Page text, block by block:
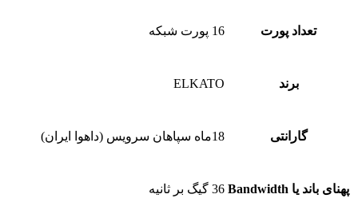
تعداد پورت 16 پورت شبکه
برند ELKATO
گارانتی 18ماه سپاهان سرویس (داهوا ایران)
پهنای باند یا Bandwidth 36 گیگ بر ثانیه